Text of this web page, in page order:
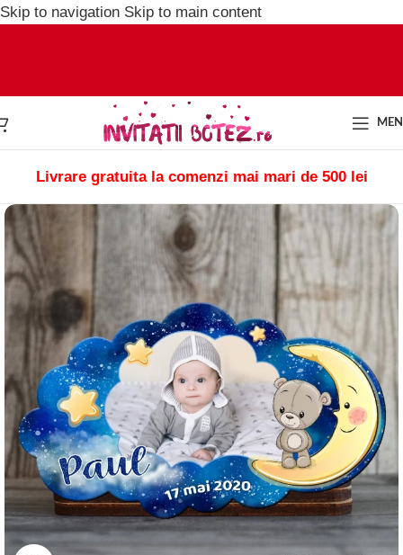
Skip to navigation Skip to main content
Livrare gratuita la comenzi mai mari de 500 lei